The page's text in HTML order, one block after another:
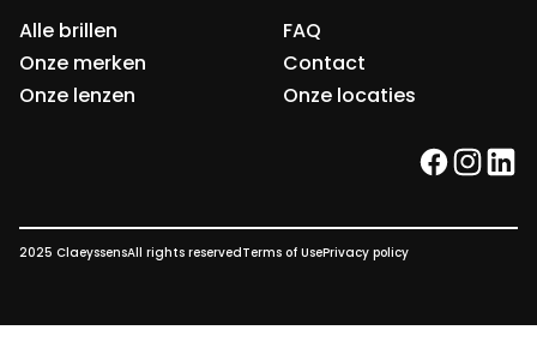
Alle brillen
Onze merken
Onze lenzen
FAQ
Contact
Onze locaties
facebook
2025 ClaeyssensAll rights reservedTerms of UsePrivacy policy